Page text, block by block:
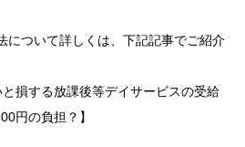
について詳しくは、下記記事でご紹介
と損する放課後等デイサービスの受給
円の負担？】